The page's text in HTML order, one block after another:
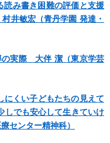
み書き困難の評価と支援
井敏宏（青丹学園 発達・
実際 大伴 潔（東京学芸
くい子どもたちの見えて
しでも安心して生きていけ
センター精神科）